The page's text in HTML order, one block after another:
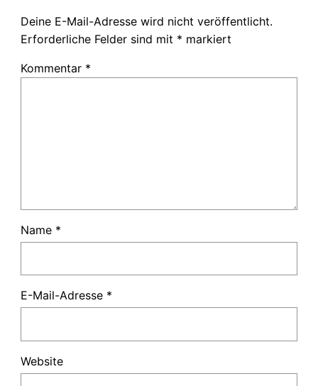
Deine E-Mail-Adresse wird nicht veröffentlicht.
Erforderliche Felder sind mit * markiert
Kommentar *
Name *
E-Mail-Adresse *
Website